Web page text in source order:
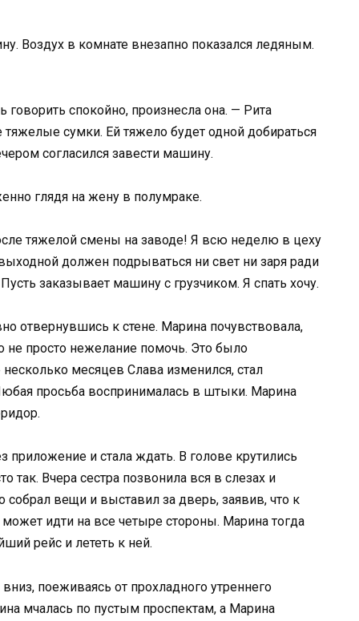
Воздух в комнате внезапно показался ледяным.
спокойно, произнесла она. — Рита
сумки. Ей тяжело будет одной добираться
согласился завести машину.
глядя на жену в полумраке.
тяжелой смены на заводе! Я всю неделю в цеху
должен подрываться ни свет ни заря ради
заказывает машину с грузчиком. Я спать хочу.
отвернувшись к стене. Марина почувствовала,
не просто нежелание помочь. Это было
месяцев Слава изменился, стал
просьба воспринималась в штыки. Марина
и стала ждать. В голове крутились
так. Вчера сестра позвонила вся в слезах и
вещи и выставил за дверь, заявив, что к
идти на все четыре стороны. Марина тогда
рейс и лететь к ней.
поеживаясь от прохладного утреннего
мчалась по пустым проспектам, а Марина